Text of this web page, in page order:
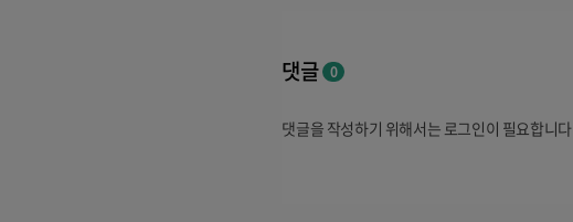
댓글 0
댓글을 작성하기 위해서는 로그인이 필요합니다